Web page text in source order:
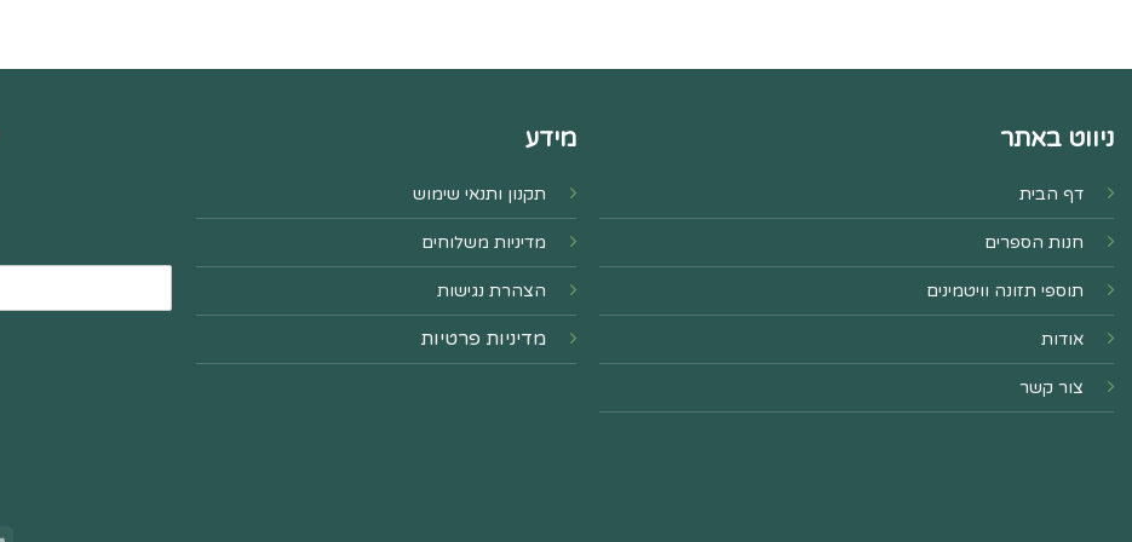
ניווט באתר
דף הבית
חנות הספרים
תוספי תזונה וויטמינים
אודות
צור קשר
מידע
תקנון ותנאי שימוש
מדיניות משלוחים
הצהרת נגישות
מדיניות פרטיות